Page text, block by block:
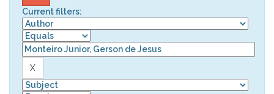
Current filters: